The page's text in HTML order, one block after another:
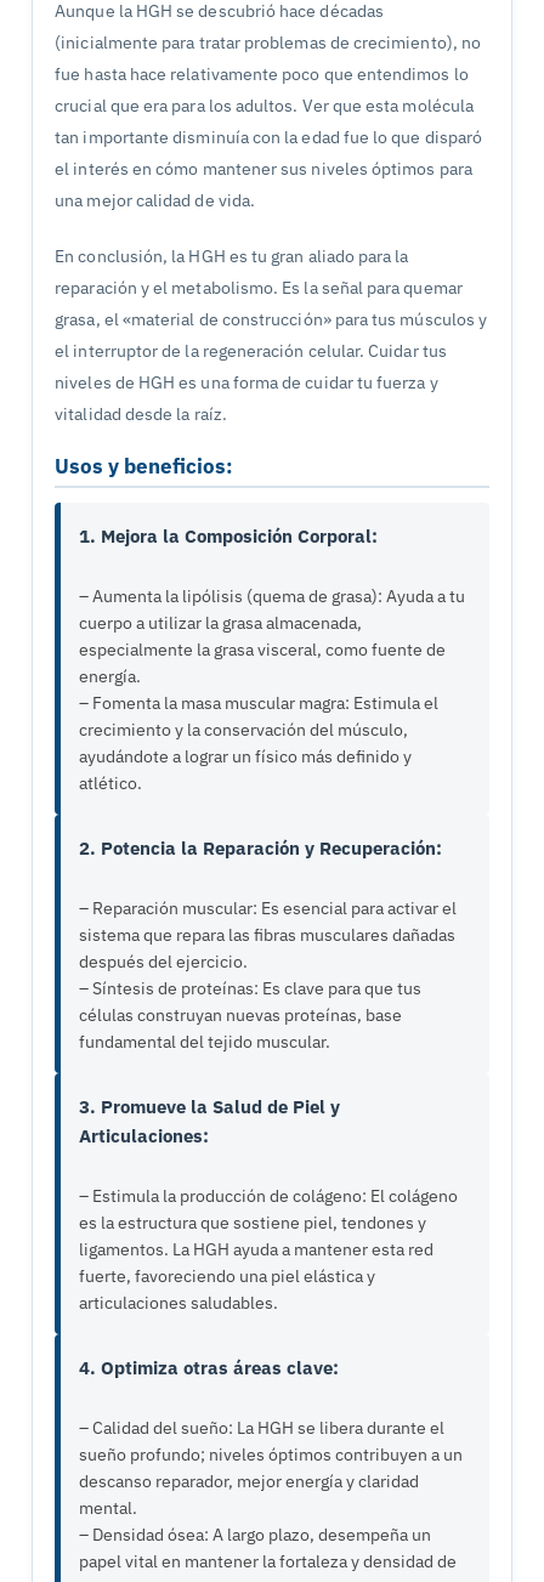
Aunque la HGH se descubrió hace décadas
(inicialmente para tratar problemas de crecimiento), no
fue hasta hace relativamente poco que entendimos lo
crucial que era para los adultos. Ver que esta molécula
tan importante disminuía con la edad fue lo que disparó
el interés en cómo mantener sus niveles óptimos para
una mejor calidad de vida.
En conclusión, la HGH es tu gran aliado para la
reparación y el metabolismo. Es la señal para quemar
grasa, el «material de construcción» para tus músculos y
el interruptor de la regeneración celular. Cuidar tus
niveles de HGH es una forma de cuidar tu fuerza y
vitalidad desde la raíz.
Usos y beneficios:
1. Mejora la Composición Corporal:
– Aumenta la lipólisis (quema de grasa): Ayuda a tu
cuerpo a utilizar la grasa almacenada,
especialmente la grasa visceral, como fuente de
energía.
– Fomenta la masa muscular magra: Estimula el
crecimiento y la conservación del músculo,
ayudándote a lograr un físico más definido y
atlético.
2. Potencia la Reparación y Recuperación:
– Reparación muscular: Es esencial para activar el
sistema que repara las fibras musculares dañadas
después del ejercicio.
– Síntesis de proteínas: Es clave para que tus
células construyan nuevas proteínas, base
fundamental del tejido muscular.
3. Promueve la Salud de Piel y
Articulaciones:
– Estimula la producción de colágeno: El colágeno
es la estructura que sostiene piel, tendones y
ligamentos. La HGH ayuda a mantener esta red
fuerte, favoreciendo una piel elástica y
articulaciones saludables.
4. Optimiza otras áreas clave:
– Calidad del sueño: La HGH se libera durante el
sueño profundo; niveles óptimos contribuyen a un
descanso reparador, mejor energía y claridad
mental.
– Densidad ósea: A largo plazo, desempeña un
papel vital en mantener la fortaleza y densidad de